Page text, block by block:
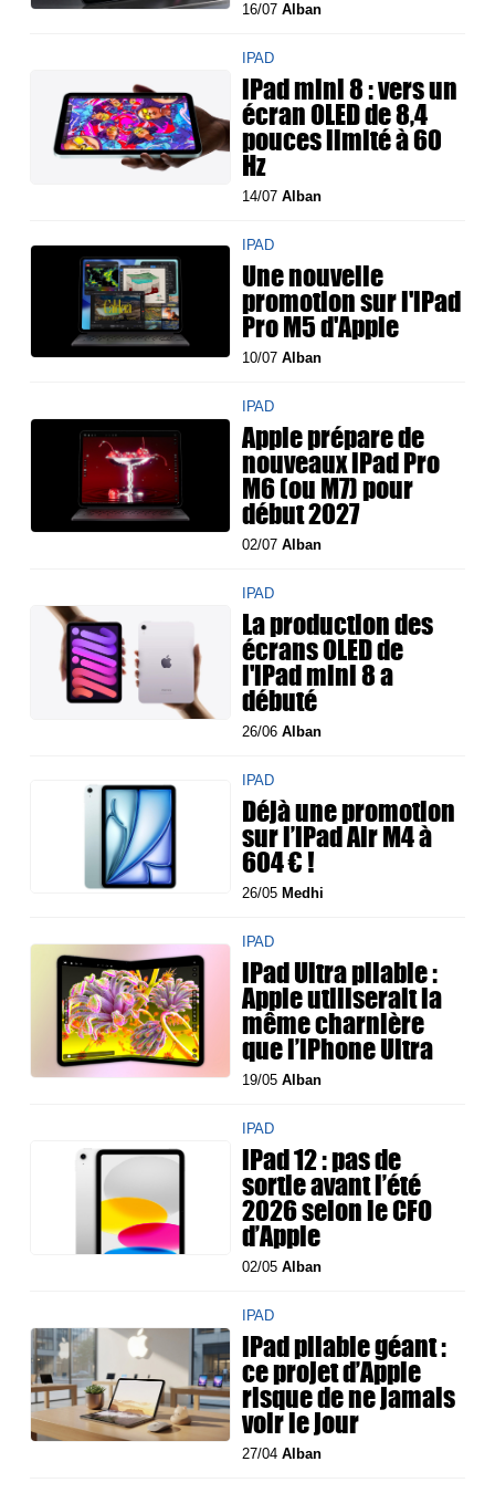
16/07Alban
IPAD
iPad mini 8 : vers un
écran OLED de 8,4
pouces limité à 60
Hz
14/07Alban
IPAD
Une nouvelle
promotion sur l'iPad
Pro M5 d'Apple
10/07Alban
IPAD
Apple prépare de
nouveaux iPad Pro
M6 (ou M7) pour
début 2027
02/07Alban
IPAD
La production des
écrans OLED de
l'iPad mini 8 a
débuté
26/06Alban
IPAD
Déjà une promotion
sur l’iPad Air M4 à
604 € !
26/05 Medhi
IPAD
iPad Ultra pliable :
Apple utiliserait la
même charnière
que l’iPhone Ultra
19/05Alban
IPAD
iPad 12 : pas de
sortie avant l’été
2026 selon le CFO
d’Apple
02/05Alban
IPAD
iPad pliable géant :
ce projet d’Apple
risque de ne jamais
voir le jour
27/04Alban